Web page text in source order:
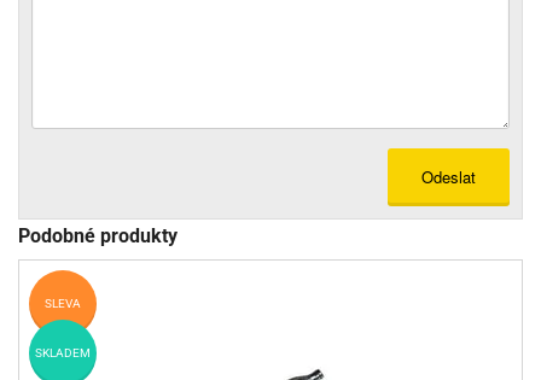
Odeslat
Podobné produkty
SLEVA
SKLADEM